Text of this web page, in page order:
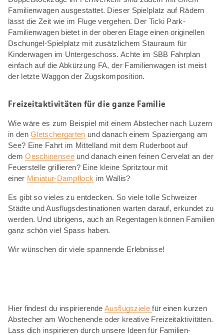
Familienwagen ausgestattet. Dieser Spielplatz auf Rädern
lässt die Zeit wie im Fluge vergehen. Der Ticki Park-
Familienwagen bietet in der oberen Etage einen originellen
Dschungel-Spielplatz mit zusätzlichem Stauraum für
Kinderwagen im Untergeschoss. Achte im SBB Fahrplan
einfach auf die Abkürzung FA, der Familienwagen ist meist
der letzte Waggon der Zugskomposition.
Freizeitaktivitäten für die ganze Familie
Wie wäre es zum Beispiel mit einem Abstecher nach Luzern
in denGletschergarten und danach einem Spaziergang am
See? Eine Fahrt im Mittelland mit dem Ruderboot auf
demOeschinenseeund danach einen feinen Cervelat an der
Feuerstelle grillieren? Eine kleine Spritztour mit
einer Miniatur-Dampflock im Wallis?
Es gibt so vieles zu entdecken. So viele tolle Schweizer
Städte und Ausflugsdestinationen warten darauf, erkundet zu
werden. Und übrigens, auch an Regentagen können Familien
ganz schön viel Spass haben.
Wir wünschen dir viele spannende Erlebnisse!
Hier findest du inspirierendeAusflugszielefür einen kurzen
Abstecher am Wochenende oder kreative Freizeitaktivitäten.
Lass dich inspirieren durch unsere Ideen für Familien-